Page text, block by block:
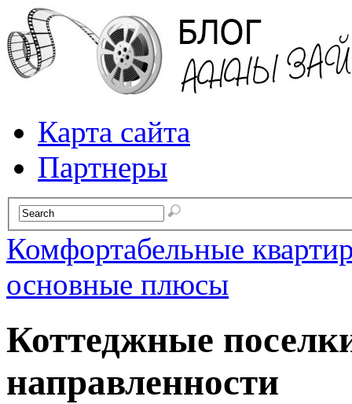
Карта сайта
Партнеры
Комфортабельные
основные плюсы
Коттеджные
направленности